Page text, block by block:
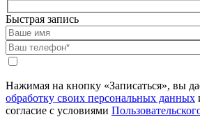
Быстрая запись
Нажимая на кнопку «Записаться», вы
обработку своих персональных данных
согласие с условиями